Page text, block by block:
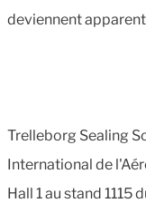
deviennent
Trelleborg Sealing
International de
Hall 1 au stand 1115